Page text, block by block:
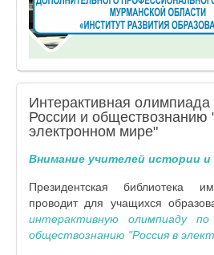
Интерактивная олимпиада
России и обществознанию
электронном мире"
Внимание учителей истории
Президентская библиотека
проводит для учащихся
интерактивную олимпиаду
обществознанию "Россия в